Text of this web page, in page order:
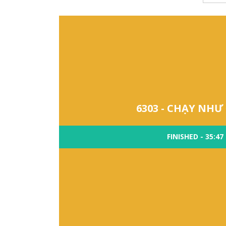
6303 - CHẠY
FINISHED - 35:47